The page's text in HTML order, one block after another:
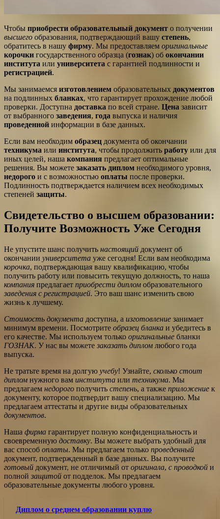
Чтобы приобрести образовательный документ о получении
высшего образования, подтверждающий вашу степень,
обратитесь в нашу фирму. Мы предоставляем оригинальные
корочки государственного образца (гознак) об окончании
института или университета с гарантией подлинности и
регистрацией.
Мы занимаемся изготовлением образовательных документов
на подлинных бланках, что гарантирует прохождение любой
проверки. Доступна доставка по всей стране. Цена зависит
от выбранного заведения, года выпуска и наличия
проведенной информации в базе данных.
Если вам необходим образец документа об окончании
техникума или института, чтобы продолжить работу или для
иных целей, наша компания предлагает оптимальные
решения. Вы можете заказать диплом необходимого уровня,
недорого и с возможностью оплаты после проверки.
Подлинность подтверждается наличием всех необходимых
степеней защиты.
Свидетельство о высшем образовании:
Получите Возможность Уже Сегодня
Не упустите шанс получить настоящий документ об
окончании университета уже сегодня! Если вам необходима
корочка, подтверждающая вашу квалификацию, чтобы
получить работу или повысить текущую должность, то наша
компания предлагает приобрести диплом образовательного
заведения с регистрацией. Это ваш шанс изменить свою
жизнь к лучшему.
Стоимость документа доступна, а изготовление занимает
минимум времени. Посмотрите образец бланка и убедитесь в
его качестве. Мы используем только оригинальные бланки
ГОЗНАК. У нас вы можете заказать диплом любого года
выпуска.
Не тратьте время на долгую учебу! Узнайте, сколько стоит
диплом нужного вам института или техникума. Мы
предлагаем недорого получить степень, а также приложение к
документу, которое подтвердит вашу специализацию. Мы
предлагаем аттестаты и другие виды образовательных
документов.
Наша фирма гарантирует полную конфиденциальность и
своевременную доставку. Вы можете выбрать удобный для
вас способ оплаты. Мы предлагаем только проведенный
документ, подтвержденный в базе данных. Вы получите
готовый документ, не отличимый от оригинала, с проводкой и
полной защитой от подделок. Мы предлагаем
образовательные документы любого уровня.
Диплом о среднем образовании куплю